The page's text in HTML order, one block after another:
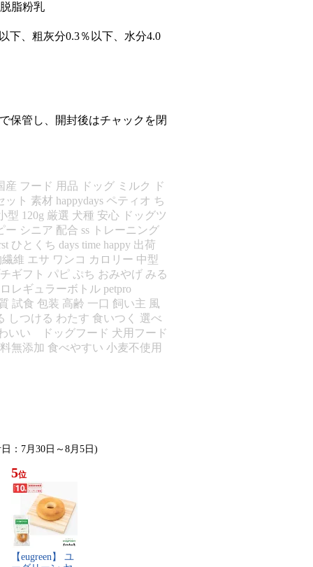
脂粉乳
下、粗灰分0.3％以下、水分4.0
管し、開封後はチャックを閉
産 フード 用品 ドッグ ミルク ド
ト 素材 happydays ペティオ ち
型 120g 厳選 犬種 安心 ドッグツ
シニア 配合 ss トレーニング
ひとくち days time happy 出荷
維 エサ ワンコ カロリー 中型
ギフト パピ ぷち おみやげ みる
レギュラーボトル petpro
試食 包装 高齢 一口 飼い主 風
しつける わたす 食いつく 選べ
いい ドッグフード 犬用フード
無添加 食べやすい 小麦不使用
：7月30日～8月5日)
5位
【​e​u​g​r​e​e​n​】​ ​ユ​